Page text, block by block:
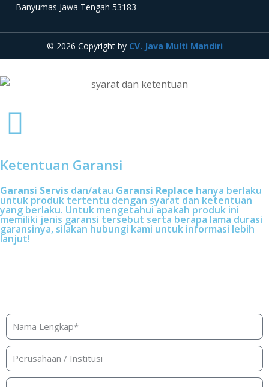
Banyumas Jawa Tengah 53183
© 2026 Copyright by CV. Java Multi Mandiri
Ketentuan Garansi
Garansi Servis dan/atau Garansi Replace hanya berlaku
untuk produk tertentu dengan syarat dan ketentuan
yang berlaku. Untuk mengetahui apakah produk ini
memiliki jenis garansi tersebut serta berapa lama durasi
garansinya, silakan hubungi kami untuk informasi lebih
lanjut!